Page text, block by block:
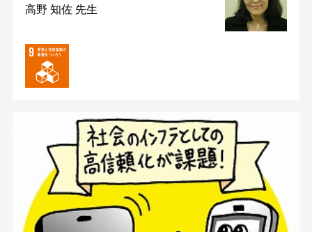
高野 知佐 先生